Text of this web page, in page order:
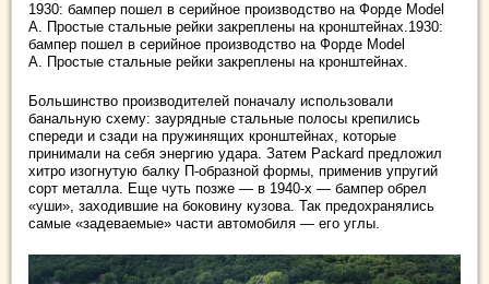
1930: бампер пошел в серийное производство на Форде Model
A. Простые стальные рейки закреплены на кронштейнах.1930:
бампер пошел в серийное производство на Форде Model
A. Простые стальные рейки закреплены на кронштейнах.
Большинство производителей поначалу использовали
банальную схему: заурядные стальные полосы крепились
спереди и сзади на пружинящих кронштейнах, которые
принимали на себя энергию удара. Затем Packard предложил
хитро изогнутую балку П-образной формы, применив упругий
сорт металла. Еще чуть позже — в 1940-х — бампер обрел
«уши», заходившие на боковину кузова. Так предохранялись
самые «задеваемые» части автомобиля — его углы.